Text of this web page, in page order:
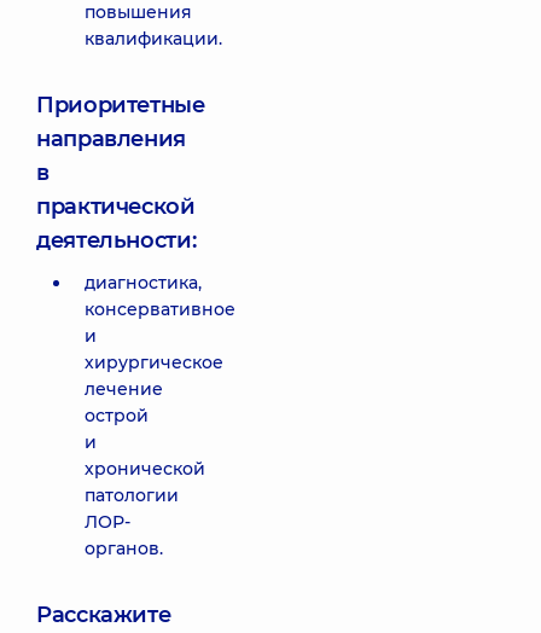
повышения
квалификации.
Приоритетные
направления
в
практической
деятельности:
диагностика,
консервативное
и
хирургическое
лечение
острой
и
хронической
патологии
ЛОР-
органов.
Расскажите